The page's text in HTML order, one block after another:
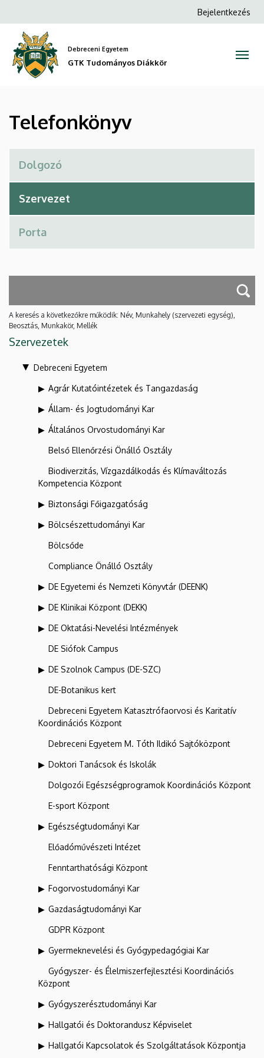
GTK
Tudományos
Diákkör
a
tartalomra
Anonim
Bejelentkezés
Debreceni Egyetem
GTK Tudományos Diákkör
Telefonkönyv
A keresés a következőkre működik: Név, Munkahely (szervezeti egység),
Beosztás, Munkakör, Mellék
Szervezetek
Debreceni Egyetem
Agrár Kutatóintézetek és Tangazdaság
Állam- és Jogtudományi Kar
Általános Orvostudományi Kar
Belső Ellenőrzési Önálló Osztály
Biodiverzitás, Vízgazdálkodás és Klímaváltozás
Kompetencia Központ
Biztonsági Főigazgatóság
Bölcsészettudományi Kar
Bölcsőde
Compliance Önálló Osztály
DE Egyetemi és Nemzeti Könyvtár (DEENK)
DE Klinikai Központ (DEKK)
DE Oktatási-Nevelési Intézmények
DE Siófok Campus
DE Szolnok Campus (DE-SZC)
DE-Botanikus kert
Debreceni Egyetem Katasztrófaorvosi és Karitatív
Koordinációs Központ
Debreceni Egyetem M. Tóth Ildikó Sajtóközpont
Doktori Tanácsok és Iskolák
Dolgozói Egészségprogramok Koordinációs Központ
E-sport Központ
Egészségtudományi Kar
Előadóművészeti Intézet
Fenntarthatósági Központ
Fogorvostudományi Kar
Gazdaságtudományi Kar
GDPR Központ
Gyermeknevelési és Gyógypedagógiai Kar
Gyógyszer- és Élelmiszerfejlesztési Koordinációs
Központ
Gyógyszerésztudományi Kar
Hallgatói és Doktorandusz Képviselet
Hallgatói Kapcsolatok és Szolgáltatások Központja